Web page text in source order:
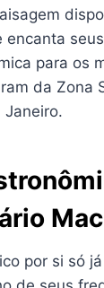
encanta
para os
da Zona
Janeiro.
por si só